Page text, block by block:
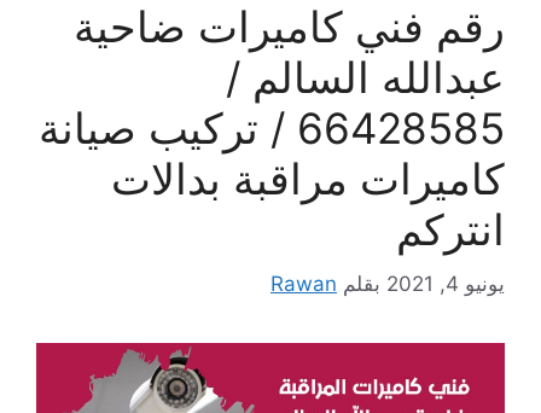
رقم فني كاميرات ضاحية
عبدالله السالم /
66428585 / تركيب صيانة
كاميرات مراقبة بدالات
انتركم
يونيو 4, 2021 بقلم Rawan